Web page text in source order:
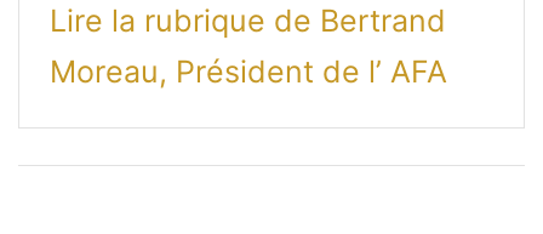
Lire la rubrique de Bertrand
Moreau, Président de l’ AFA